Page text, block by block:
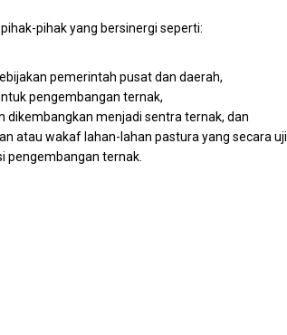
pihak yang bersinergi seperti:
pemerintah pusat dan daerah,
pengembangan ternak,
dikembangkan menjadi sentra ternak, dan
atau wakaf lahan-lahan pastura yang secara uji
pengembangan ternak.